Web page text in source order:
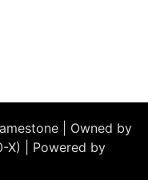
| Owned by
X) | Powered by